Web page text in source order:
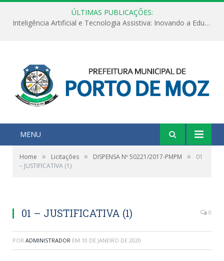
ÚLTIMAS PUBLICAÇÕES:
Inteligência Artificial e Tecnologia Assistiva: Inovando a Educação Especial e Inclusiva
MENU
Home » Licitações » DISPENSA Nº 50221/2017-PMPM »
01
– JUSTIFICATIVA (1)
01 – JUSTIFICATIVA (1) 0
POR ADMINISTRADOR EM 10 DE JANEIRO DE 2020